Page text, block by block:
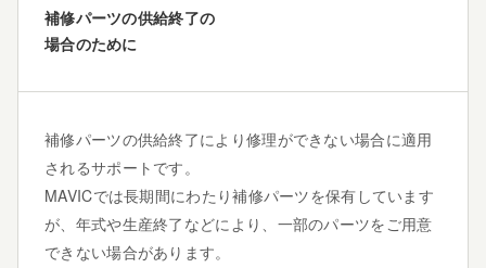
補修パーツの供給終了の
場合のために
補修パーツの供給終了により修理ができない場合に適用
されるサポートです。
MAVICでは長期間にわたり補修パーツを保有しています
が、年式や生産終了などにより、一部のパーツをご用意
できない場合があります。